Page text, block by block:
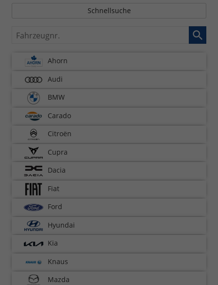
Schnellsuche
Fahrzeugnr.
Ahorn
Audi
BMW
Carado
Citroën
Cupra
Dacia
Fiat
Ford
Hyundai
Kia
Knaus
Mazda